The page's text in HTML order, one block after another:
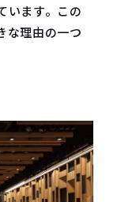
います。この
な理由の一つ